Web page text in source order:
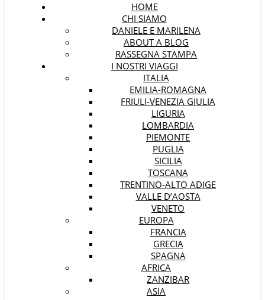
HOME
CHI SIAMO
DANIELE E MARILENA
ABOUT A BLOG
RASSEGNA STAMPA
I NOSTRI VIAGGI
ITALIA
EMILIA-ROMAGNA
FRIULI-VENEZIA GIULIA
LIGURIA
LOMBARDIA
PIEMONTE
PUGLIA
SICILIA
TOSCANA
TRENTINO-ALTO ADIGE
VALLE D’AOSTA
VENETO
EUROPA
FRANCIA
GRECIA
SPAGNA
AFRICA
ZANZIBAR
ASIA